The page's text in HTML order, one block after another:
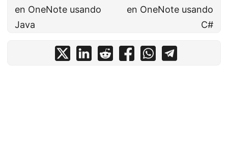
en OneNote usando
Java
en OneNote usando
C#